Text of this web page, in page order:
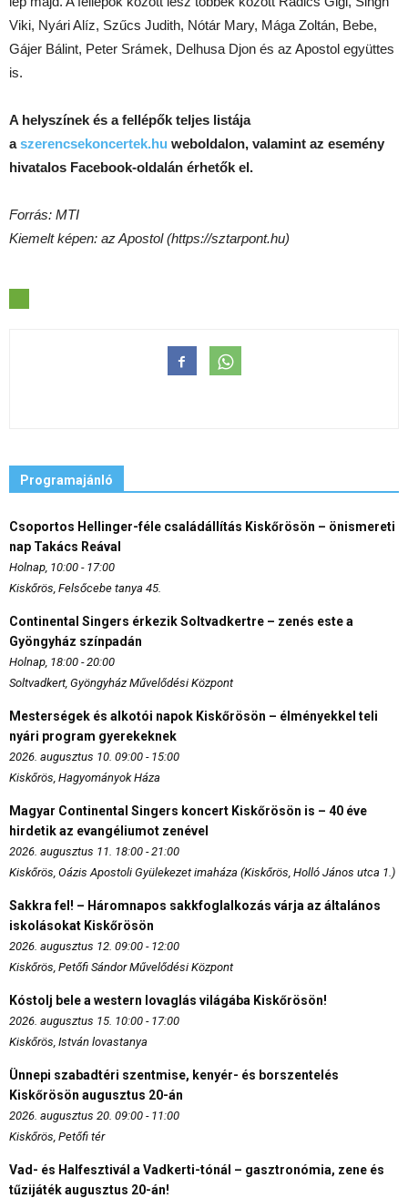
Viki, Nyári Alíz, Szűcs Judith, Nótár Mary, Mága Zoltán, Bebe,
Gájer Bálint, Peter Srámek, Delhusa Djon és az Apostol együttes
is.
A helyszínek és a fellépők teljes listája
aszerencsekoncertek.hu weboldalon, valamint az esemény
hivatalos Facebook-oldalán érhetők el.
Forrás: MTI
Kiemelt képen: az Apostol (https://sztarpont.hu)
Programajánló
Csoportos Hellinger-féle családállítás Kiskőrösön – önismereti
nap Takács Reával
Holnap, 10:00 - 17:00
Kiskőrös, Felsőcebe tanya 45.
Continental Singers érkezik Soltvadkertre – zenés este a
Gyöngyház színpadán
Holnap, 18:00 - 20:00
Soltvadkert, Gyöngyház Művelődési Központ
Mesterségek és alkotói napok Kiskőrösön – élményekkel teli
nyári program gyerekeknek
2026. augusztus 10. 09:00 - 15:00
Kiskőrös, Hagyományok Háza
Magyar Continental Singers koncert Kiskőrösön is – 40 éve
hirdetik az evangéliumot zenével
2026. augusztus 11. 18:00 - 21:00
Kiskőrös, Oázis Apostoli Gyülekezet imaháza (Kiskőrös, Holló János utca 1.)
Sakkra fel! – Háromnapos sakkfoglalkozás várja az általános
iskolásokat Kiskőrösön
2026. augusztus 12. 09:00 - 12:00
Kiskőrös, Petőfi Sándor Művelődési Központ
Kóstolj bele a western lovaglás világába Kiskőrösön!
2026. augusztus 15. 10:00 - 17:00
Kiskőrös, István lovastanya
Ünnepi szabadtéri szentmise, kenyér- és borszentelés
Kiskőrösön augusztus 20-án
2026. augusztus 20. 09:00 - 11:00
Kiskőrös, Petőfi tér
Vad- és Halfesztivál a Vadkerti-tónál – gasztronómia, zene és
tűzijáték augusztus 20-án!